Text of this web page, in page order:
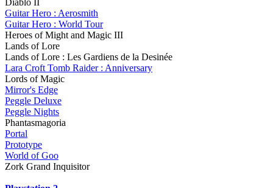
Diablo II
Guitar Hero : Aerosmith
Guitar Hero : World Tour
Heroes of Might and Magic III
Lands of Lore
Lands of Lore : Les Gardiens de la Desinée
Lara Croft Tomb Raider : Anniversary
Lords of Magic
Mirror's Edge
Peggle Deluxe
Peggle Nights
Phantasmagoria
Portal
Prototype
World of Goo
Zork Grand Inquisitor